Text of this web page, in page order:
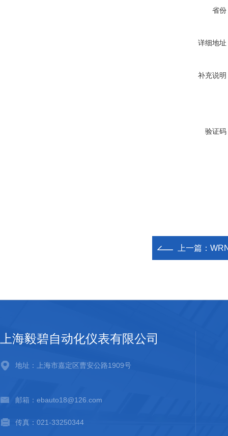
省份
详细地址
补充说明
验证码
上一篇：
上海毅碧自动化仪表有限公司
地址：上海市嘉定区曹安公路1909号
邮箱：ebauto18@126.com
传真：021-33250344